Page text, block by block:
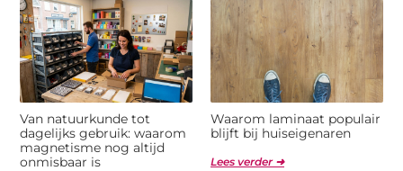
Van natuurkunde tot
dagelijks gebruik: waarom
magnetisme nog altijd
onmisbaar is
Waarom laminaat populair
blijft bij huiseigenaren
Lees verder ➜